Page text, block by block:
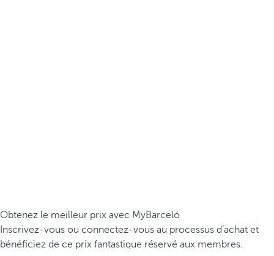
Obtenez le meilleur prix avec MyBarceló
Inscrivez-vous ou connectez-vous au processus d’achat et
bénéficiez de ce prix fantastique réservé aux membres.